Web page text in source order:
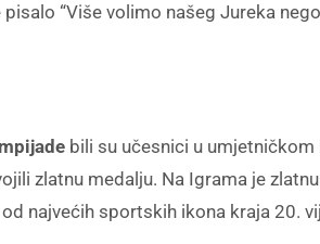
“Više volimo našeg Jureka
bili su učesnici u
zlatnu medalju. Na Igrama je
najvećih sportskih ikona kraja 20.